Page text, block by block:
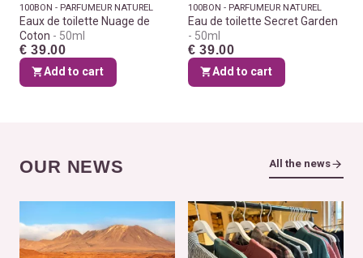
100BON - PARFUMEUR NATUREL
Eaux de toilette Nuage de
Coton
50ml
€ 39.00
Add to cart
100BON - PARFUMEUR NATUREL
Eau de toilette Secret Garden
50ml
€ 39.00
Add to cart
OUR NEWS All the news